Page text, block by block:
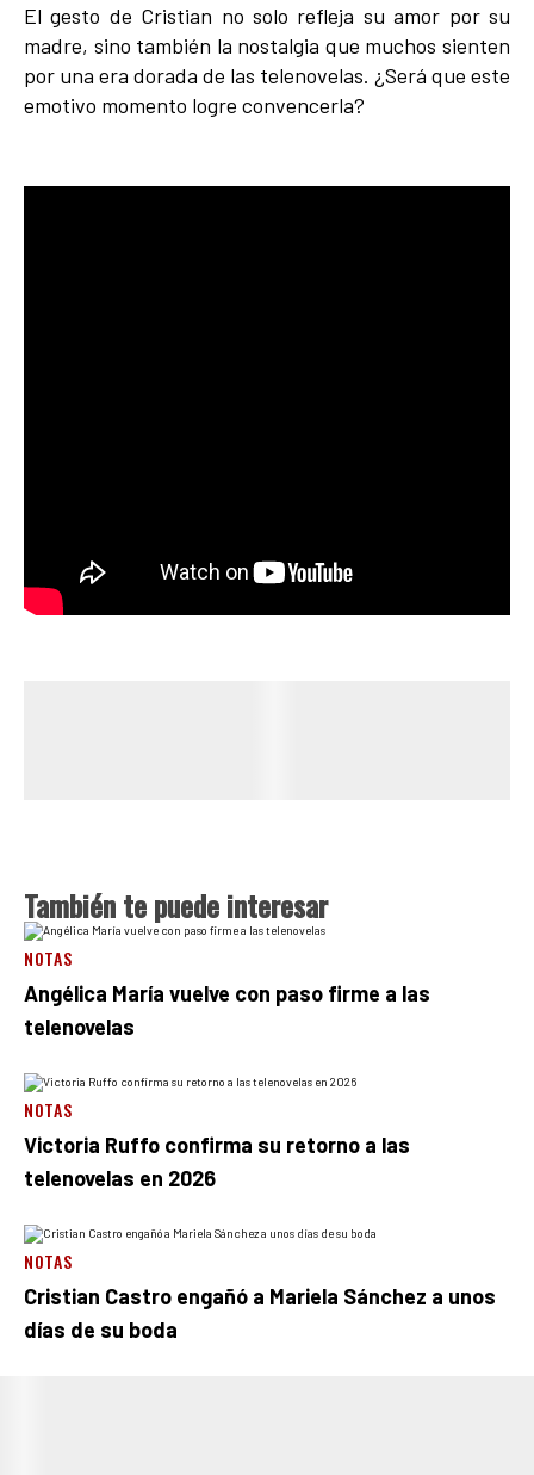
El gesto de Cristian no solo refleja su amor por su
madre, sino también la nostalgia que muchos sienten
por una era dorada de las telenovelas. ¿Será que este
emotivo momento logre convencerla?
También te puede interesar
NOTAS
Angélica María vuelve con paso firme a las
telenovelas
NOTAS
Victoria Ruffo confirma su retorno a las
telenovelas en 2026
NOTAS
Cristian Castro engañó a Mariela Sánchez a unos
días de su boda